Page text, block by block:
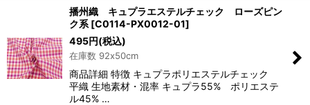
播州織 キュプラエステルチェック ローズピン
ク系 [C0114-PX0012-01]
495円(税込)
在庫数 92x50cm
商品詳細 特徴 キュプラポリエステルチェック
平織 生地素材・混率 キュプラ55% ポリエステ
ル45% …